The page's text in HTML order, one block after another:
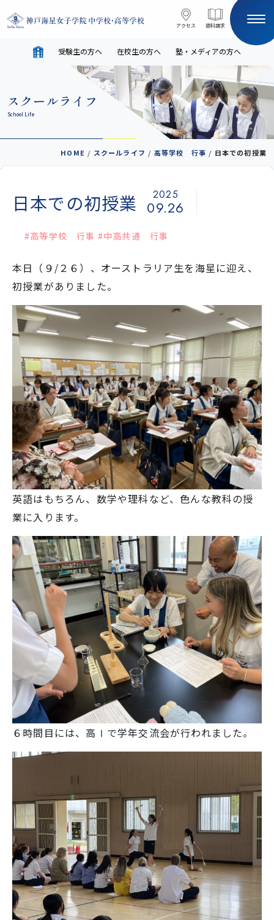
アクセス 資料請求
アクセス 資料請求
HOME
受験生の方へ 在校生の方へ
教育と進路
学校生活
入試情報
お知らせ
スクールライフ
交通アクセス お問い合わせ
利用規約・免責事項
SNS運用ポリシー 学校いじめ防止基本方針
採用情報
@kobe_kaisei
受験生の方へ 在校生の方へ 塾・メディアの方へ
スクールライフ
School Life
HOME / スクールライフ / 高等学校 行事 / 日本での初授業
日本での初授業 2025
09.26
#高等学校 行事 #中高共通 行事
本日（９/２６）、オーストラリア生を海星に迎え、
初授業がありました。
英語はもちろん、数学や理科など、色んな教科の授
業に入ります。
６時間目には、高Ⅰで学年交流会が行われました。